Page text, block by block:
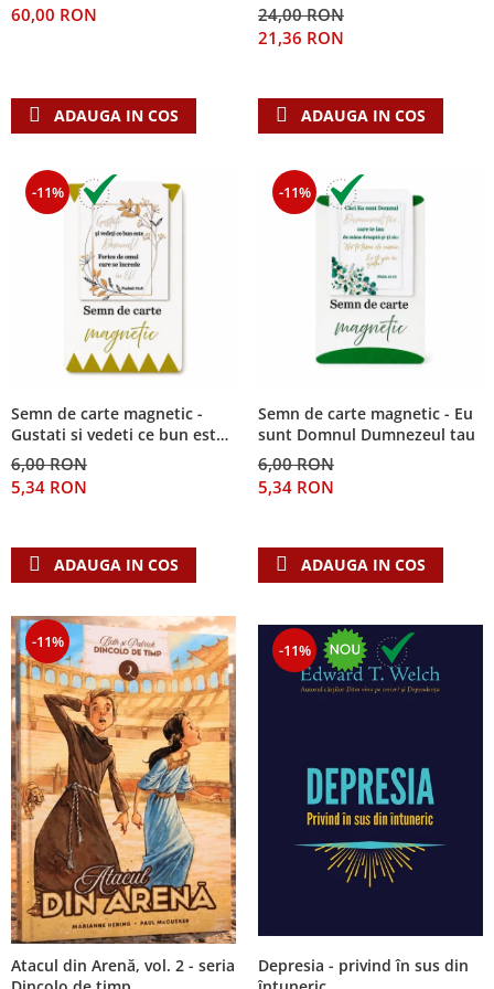
Teologie
Dogmatica
Misiune
Viata crestina
Contemporaneitate
Devotional
Lupta Spirituala
Schimbarea caracterului
Suferinta
Viata din belsug
Viata de zi cu zi
Despre afaceri
Leadership
Mediu
Sanatate / nutritie
60,00 RON
ADAUGA IN COS
24,00 RON
21,36 RON
ADAUGA IN COS
-11%
Semn de carte magnetic -
Gustati si vedeti ce bun este
Domnul!
6,00 RON
5,34 RON
ADAUGA IN COS
-11%
Semn de carte magnetic - Eu
sunt Domnul Dumnezeul tau
6,00 RON
5,34 RON
ADAUGA IN COS
-11%
Atacul din Arenă, vol. 2 - seria
-11%
Depresia - privind în sus din